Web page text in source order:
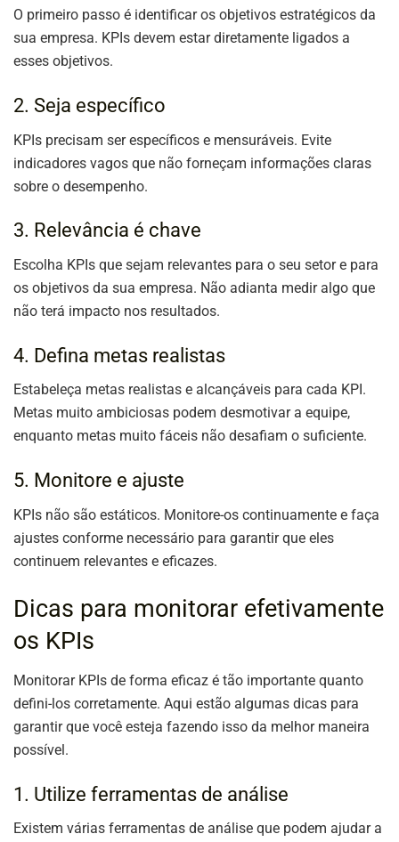
O primeiro passo é identificar os objetivos estratégicos da
sua empresa. KPIs devem estar diretamente ligados a
esses objetivos.
2. Seja específico
KPIs precisam ser específicos e mensuráveis. Evite
indicadores vagos que não forneçam informações claras
sobre o desempenho.
3. Relevância é chave
Escolha KPIs que sejam relevantes para o seu setor e para
os objetivos da sua empresa. Não adianta medir algo que
não terá impacto nos resultados.
4. Defina metas realistas
Estabeleça metas realistas e alcançáveis para cada KPI.
Metas muito ambiciosas podem desmotivar a equipe,
enquanto metas muito fáceis não desafiam o suficiente.
5. Monitore e ajuste
KPIs não são estáticos. Monitore-os continuamente e faça
ajustes conforme necessário para garantir que eles
continuem relevantes e eficazes.
Dicas para monitorar efetivamente
os KPIs
Monitorar KPIs de forma eficaz é tão importante quanto
defini-los corretamente. Aqui estão algumas dicas para
garantir que você esteja fazendo isso da melhor maneira
possível.
1. Utilize ferramentas de análise
Existem várias ferramentas de análise que podem ajudar a